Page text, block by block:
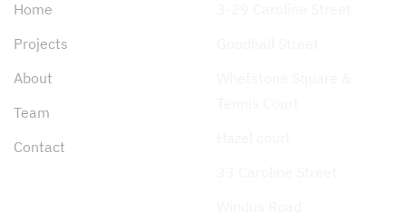
Home
Projects
About
Team
Contact